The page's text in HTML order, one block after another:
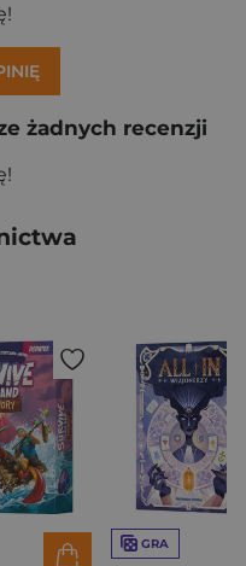
żadnych recenzji
GRA